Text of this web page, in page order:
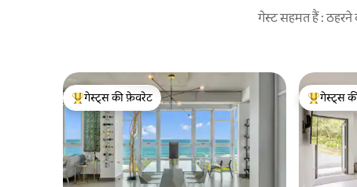
गेस्ट सहमत हैं :
गेस्ट्स का टॉप फ़ेवरेट
गेस्ट्स की फ़ेवरेट
गेस्ट्स का
गेस्ट्स